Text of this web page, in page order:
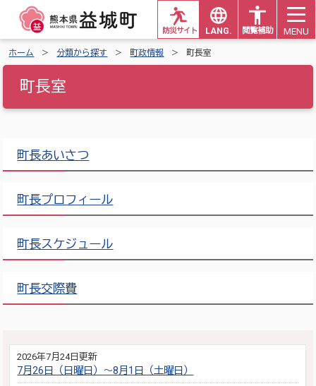
LANG. 閲覧補助
防災サイト MENU
ホーム 分類から探す 町政情報 町長室
町長室
町長あいさつ
町長プロフィール
町長スケジュール
町長交際費
2026年7月24日更新
7月26日（日曜日）～8月1日（土曜日）